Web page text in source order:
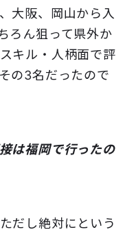
大阪、岡山から入
ろん狙って県外か
キル・人柄面で評
の3名だったので
は福岡で行ったの
だし絶対にという